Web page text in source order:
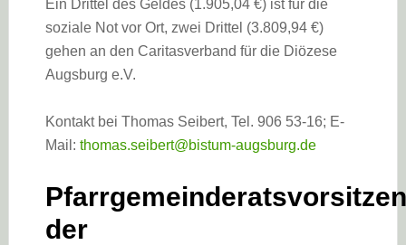
Ein Drittel des Geldes (1.905,04 €) ist für die
soziale Not vor Ort, zwei Drittel (3.809,94 €)
gehen an den Caritasverband für die Diözese
Augsburg e.V.
Kontakt bei Thomas Seibert, Tel. 906 53-16; E-
Mail: thomas.seibert@bistum-augsburg.de
der